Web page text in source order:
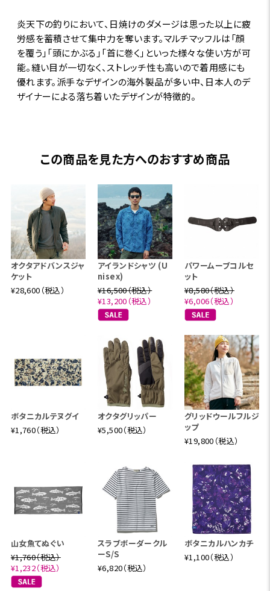
炎天下の釣りにおいて、日焼けのダメージは思った以上に疲
労感を蓄積させて集中力を奪います。マルチマッフルは「顔
を覆う」「頭にかぶる」「首に巻く」といった様々な使い方が可
能。縫い目が一切なく、ストレッチ性も高いので着用感にも
優れます。派手なデザインの海外製品が多い中、日本人のデ
ザイナーによる落ち着いたデザインが特徴的。
この商品を見た方へのおすすめ商品
オクタアドバンスジャ
ケット
¥28,600（税込）
アイランドシャツ (U
nisex)
¥16,500（税込）
¥13,200（税込）
パワームーブコルセ
ット
¥8,580（税込）
¥6,006（税込）
ボタニカルテヌグイ
¥1,760（税込）
オクタグリッパー
¥5,500（税込）
グリッドウールフルジ
ップ
¥19,800（税込）
山女魚てぬぐい
¥1,760（税込）
¥1,232（税込）
スラブボーダークル
ーS/S
¥6,820（税込）
ボタニカルハンカチ
¥1,100（税込）